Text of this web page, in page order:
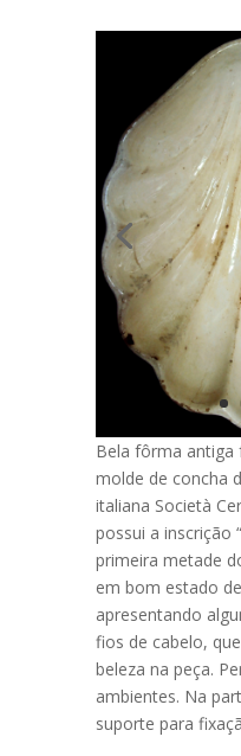
Bela fôrma antiga
molde de concha
italiana Società
possui a inscrição
primeira metade
em bom estado
apresentando
fios de cabelo,
beleza na peça.
ambientes. Na
suporte para